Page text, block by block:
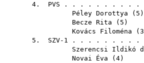
4. PVS . . . . . . . . . . .
Péley Dorottya ( 5
Becze Rita ( 5
Kovács Filoména ( 3
5. SZV-1 . . . . . . . . .
Szerencsi Ildikó
Novai Éva ( 4